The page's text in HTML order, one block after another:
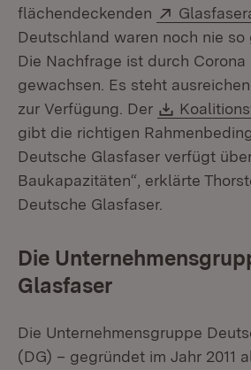
flächendeckenden
Extern:
Deutschland waren noch nie so
Die Nachfrage ist durch Corona
gewachsen. Es steht
zur Verfügung. Der
gibt die richtigen
Deutsche Glasfaser verfügt
Baukapazitäten“, erklärte
Deutsche Glasfaser.
Die
Glasfaser
Die Unternehmensgruppe
(DG) – gegründet im Jahr 2011